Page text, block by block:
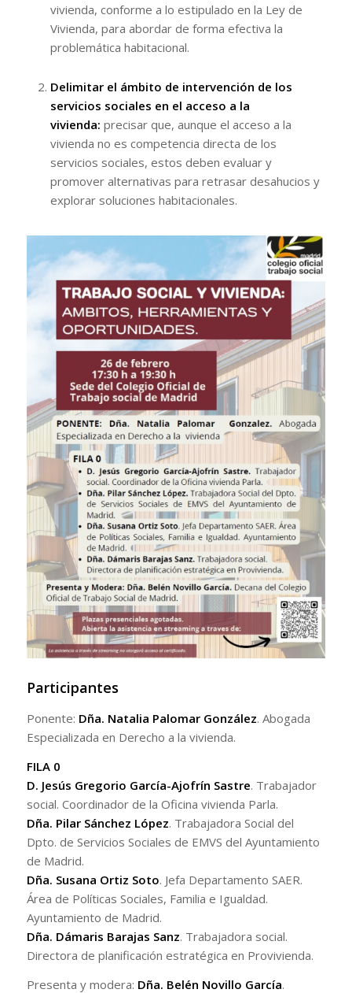
vivienda, conforme a lo estipulado en la Ley de
Vivienda, para abordar de forma efectiva la
problemática habitacional.
Delimitar el ámbito de intervención de los
servicios sociales en el acceso a la
vivienda: precisar que, aunque el acceso a la
vivienda no es competencia directa de los
servicios sociales, estos deben evaluar y
promover alternativas para retrasar desahucios y
explorar soluciones habitacionales.
Participantes
Ponente: Dña. Natalia Palomar González. Abogada
Especializada en Derecho a la vivienda.
FILA 0
D. Jesús Gregorio García-Ajofrín Sastre. Trabajador
social. Coordinador de la Oficina vivienda Parla.
Dña. Pilar Sánchez López. Trabajadora Social del
Dpto. de Servicios Sociales de EMVS del Ayuntamiento
de Madrid.
Dña. Susana Ortiz Soto. Jefa Departamento SAER.
Área de Políticas Sociales, Familia e Igualdad.
Ayuntamiento de Madrid.
Dña. Dámaris Barajas Sanz. Trabajadora social.
Directora de planificación estratégica en Provivienda.
Presenta y modera: Dña. Belén Novillo García.